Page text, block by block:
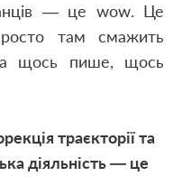
— це wow. Це
там смажить
щось пише, щось
траєкторії та
діяльність — це